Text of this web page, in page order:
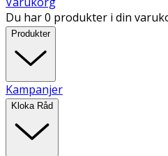
Du har 0 produkter i din
Produkter
Kampanjer
Kloka Råd